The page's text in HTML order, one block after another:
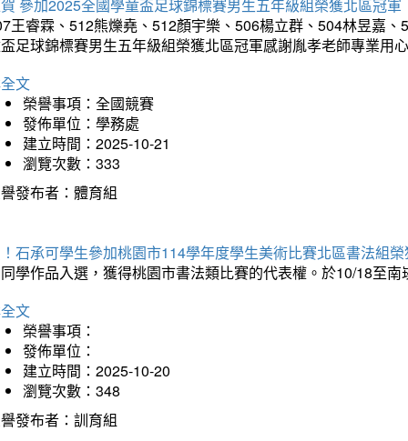
參加2025全國學童盃足球錦標賽男生五年級組榮獲北區冠軍
王睿霖、512熊爍堯、512顏宇樂、506楊立群、504林昱嘉
足球錦標賽男生五年級組榮獲北區冠軍感謝胤孝老師專業用
文
榮譽事項：全國競賽
發佈單位：學務處
建立時間：2025-10-21
瀏覽次數：333
發布者：體育組
石承可學生參加桃園市114學年度學生美術比賽北區書法組
學作品入選，獲得桃園市書法類比賽的代表權。於10/18至
文
榮譽事項：
發佈單位：
建立時間：2025-10-20
瀏覽次數：348
發布者：訓育組